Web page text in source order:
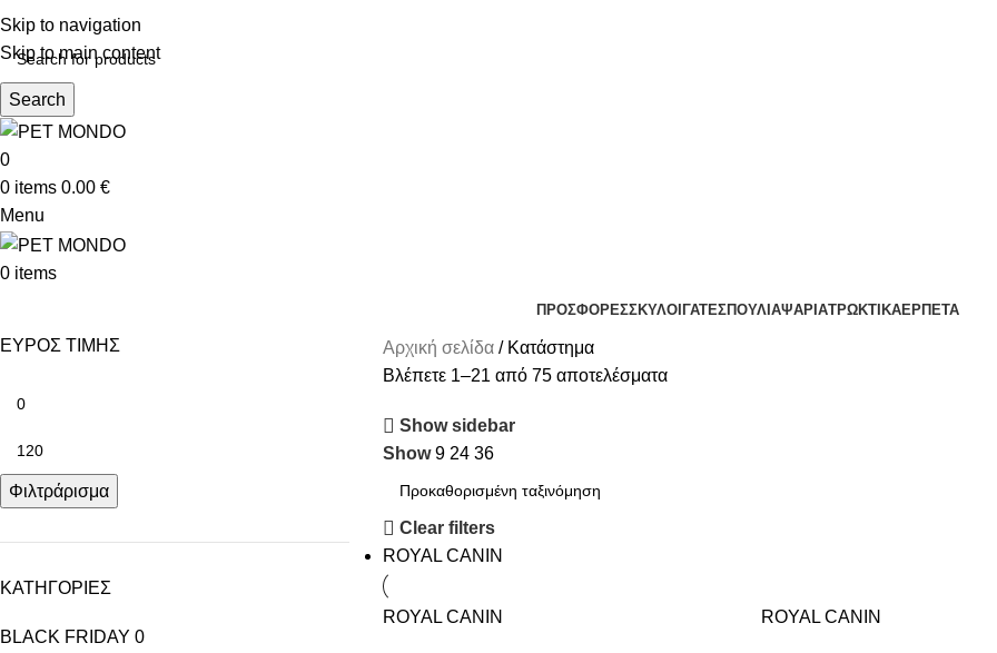
Skip to navigation
Skip to main content
Search
0
0 items 0.00 €
Menu
0 items
ΠΡΟΣΦΟΡΕΣΣΚΥΛΟΙΓΑΤΕΣΠΟΥΛΙΑΨΑΡΙΑΤΡΩΚΤΙΚΑΕΡΠΕΤΑ
ΕΥΡΟΣ ΤΙΜΗΣ
Φιλτράρισμα
ΚΑΤΗΓΟΡΙΕΣ
BLACK FRIDAY 0
Αρχική σελίδα
Κατάστημα
Βλέπετε 1–21 από 75 αποτελέσματα
Show sidebar
Show9 24 36
Clear filters
ROYAL CANIN
ROYAL CANIN ROYAL CANIN